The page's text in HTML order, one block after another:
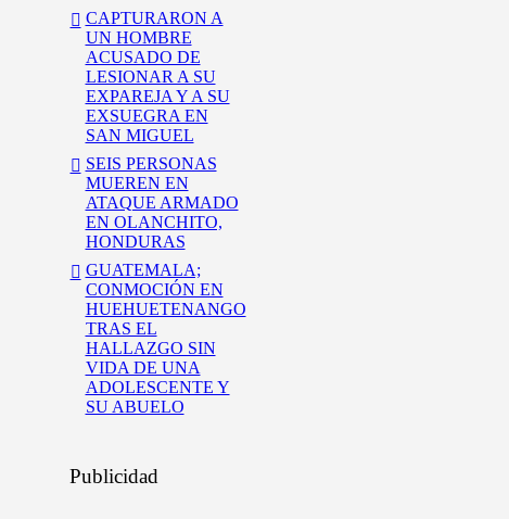
CAPTURARON A
UN HOMBRE
ACUSADO DE
LESIONAR A SU
EXPAREJA Y A SU
EXSUEGRA EN
SAN MIGUEL
SEIS PERSONAS
MUEREN EN
ATAQUE ARMADO
EN OLANCHITO,
HONDURAS
GUATEMALA;
CONMOCIÓN EN
HUEHUETENANGO
TRAS EL
HALLAZGO SIN
VIDA DE UNA
ADOLESCENTE Y
SU ABUELO
Publicidad